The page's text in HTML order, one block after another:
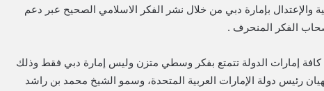
بإمارة دبي من خلال نشر الفكر الاسلامي الصحيح عبر دعم
الفكر المنحرف .
إن كافة إمارات الدولة تتمتع بفكر وسطي متزن وليس إمارة دبي فقط وذلك
رئيس دولة الإمارات العربية المتحدة، وسمو الشيخ محمد بن راشد